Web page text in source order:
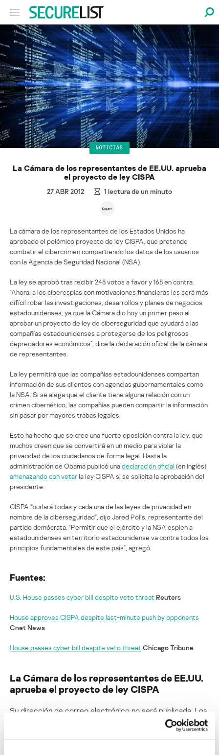
NOTICIAS
La Cámara de los representantes de EE.UU. aprueba
el proyecto de ley CISPA
27 ABR 2012 1 lectura de un minuto
La cámara de los representantes de los Estados Unidos ha
aprobado el polémico proyecto de ley CISPA, que pretende
combatir el cibercrimen compartiendo los datos de los usuarios
con la Agencia de Seguridad Nacional (NSA).
La ley se aprobó tras recibir 248 votos a favor y 168 en contra.
“Ahora, a los ciberespías con motivaciones financieras les será más
difícil robar las investigaciones, desarrollos y planes de negocios
estadounidenses, ya que la Cámara dio hoy un primer paso al
aprobar un proyecto de ley de ciberseguridad que ayudará a las
compañías estadounidenses a protegerse de los peligrosos
depredadores económicos”, dice la declaración oficial de la cámara
de representantes.
La ley permitirá que las compañías estadounidenses compartan
información de sus clientes con agencias gubernamentales como
la NSA. Si se alega que el cliente tiene alguna relación con un
crimen cibernético, las compañías pueden compartir la información
sin pasar por mayores trabas legales.
Esto ha hecho que se cree una fuerte oposición contra la ley, que
muchos creen que se convertirá en un medio para violar la
privacidad de los ciudadanos de forma legal. Hasta la
administración de Obama publicó unadeclaración oficial (en inglés)
amenazando con vetarla ley CISPA si se solicita la aprobación del
presidente.
CISPA “burlará todas y cada una de las leyes de privacidad en
nombre de la ciberseguridad”, dijo Jared Polis, representante del
partido demócrata. “Permitir que el ejército y la NSA espíen a
estadounidenses en territorio estadounidense va contra todos los
principios fundamentales de este país”, agregó.
Fuentes:
U.S. House passes cyber bill despite veto threat Reuters
House approves CISPA despite last-minute push by opponents
Cnet News
House passes cyber bill despite veto threat Chicago Tribune
La Cámara de los representantes de EE.UU.
aprueba el proyecto de ley CISPA
Su dirección de correo electrónico no será publicada. Los